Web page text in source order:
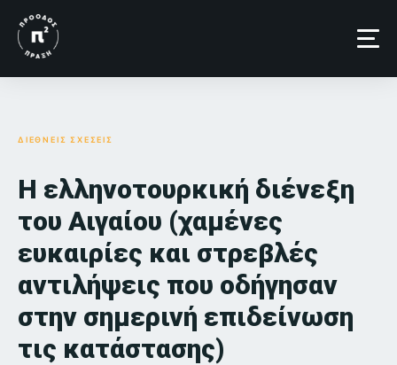
content
ΔΙΕΘΝΕΙΣ ΣΧΕΣΕΙΣ
Η ελληνοτουρκική διένεξη
του Αιγαίου (χαμένες
ευκαιρίες και στρεβλές
αντιλήψεις που οδήγησαν
στην σημερινή επιδείνωση
τις κατάστασης)